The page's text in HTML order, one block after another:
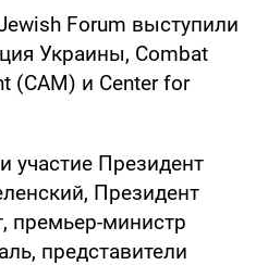
Forum выступили
Украины, Combat
(CAM) и Center for
участие Президент
Президент
премьер-министр
представители